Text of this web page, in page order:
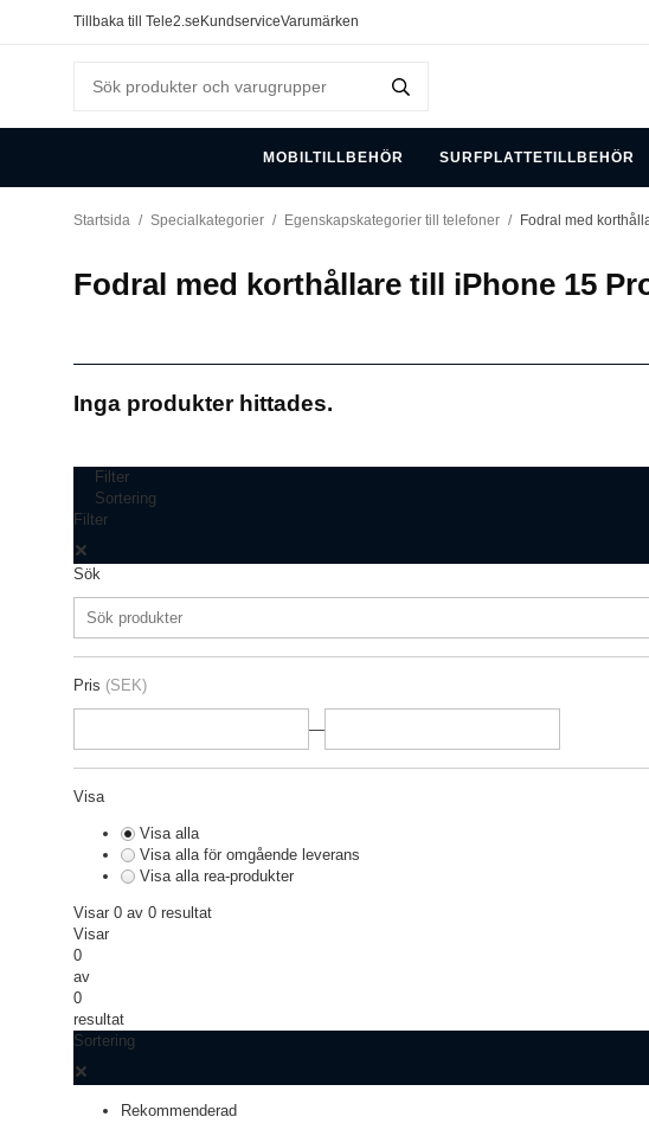
Tillbaka till Tele2.se KundserviceVarumärken
MOBILTILLBEHÖR SURFPLATTETILLBEHÖR
Startsida / Specialkategorier / Egenskapskategorier till telefoner / Fodral med
Fodral med korthållare till iPhone 15
Inga produkter hittades.
Filter
Sortering
Filter
Sök
Pris (SEK)
—
Visa
Visa alla
Visa alla för omgående leverans
Visa alla rea-produkter
Visar 0 av 0 resultat
Visar
0
av
0
resultat
Sortering
Rekommenderad